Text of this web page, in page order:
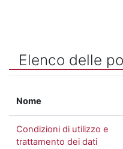
Elenco delle
Nome
Condizioni di utilizzo e
trattamento dei dati